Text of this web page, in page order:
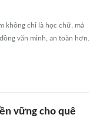
không chỉ là học chữ, mà
văn minh, an toàn hơn.
vững cho quê